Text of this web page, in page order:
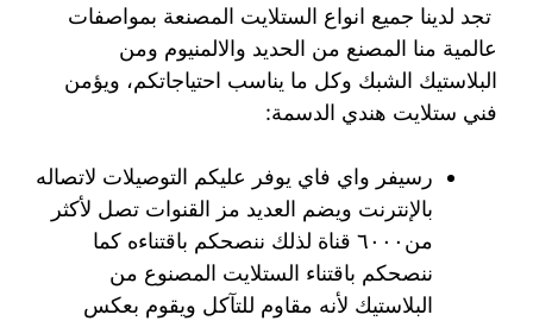
تجد لدينا جميع انواع الستلايت المصنعة بمواصفات
عالمية منا المصنع من الحديد والالمنيوم ومن
البلاستيك الشبك وكل ما يناسب احتياجاتكم، ويؤمن
فني ستلايت هندي الدسمة:
رسيفر واي فاي يوفر عليكم التوصيلات لاتصاله
بالإنترنت ويضم العديد مز القنوات تصل لأكثر
من٦٠٠٠ قناة لذلك ننصحكم باقتناءه كما
ننصحكم باقتناء الستلايت المصنوع من
البلاستيك لأنه مقاوم للتآكل ويقوم بعكس